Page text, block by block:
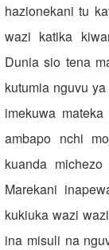
hazionekani tu
wazi katika
Dunia sio tena
kutumia nguvu
imekuwa
ambapo nchi
kuanda
Marekani
kukiuka wazi
ina misuli na